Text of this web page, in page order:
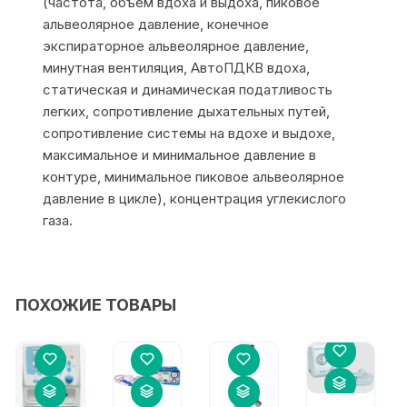
альвеолярное давление, конечное
экспираторное альвеолярное давление,
минутная вентиляция, АвтоПДКВ вдоха,
статическая и динамическая податливость
легких, сопротивление дыхательных путей,
сопротивление системы на вдохе и выдохе,
максимальное и минимальное давление в
контуре, минимальное пиковое альвеолярное
давление в цикле), концентрация углекислого
газа.
ПОХОЖИЕ ТОВАРЫ